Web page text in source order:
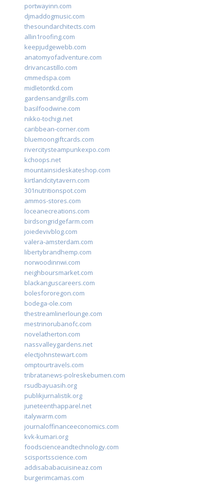
portwayinn.com
djmaddogmusic.com
thesoundarchitects.com
allin1roofing.com
keepjudgewebb.com
anatomyofadventure.com
drivancastillo.com
cmmedspa.com
midletontkd.com
gardensandgrills.com
basilfoodwine.com
nikko-tochigi.net
caribbean-corner.com
bluemoongiftcards.com
rivercitysteampunkexpo.com
kchoops.net
mountainsideskateshop.com
kirtlandcitytavern.com
301nutritionspot.com
ammos-stores.com
loceanecreations.com
birdsongridgefarm.com
joiedevivblog.com
valera-amsterdam.com
libertybrandhemp.com
norwoodinnwi.com
neighboursmarket.com
blackanguscareers.com
bolesfororegon.com
bodega-ole.com
thestreamlinerlounge.com
mestrinorubanofc.com
novelatherton.com
nassvalleygardens.net
electjohnstewart.com
omptourtravels.com
tribratanews-polreskebumen.com
rsudbayuasih.org
publikjurnalistik.org
juneteenthapparel.net
italywarm.com
journaloffinanceeconomics.com
kvk-kumari.org
foodscienceandtechnology.com
scisportsscience.com
addisababacuisineaz.com
burgerimcamas.com